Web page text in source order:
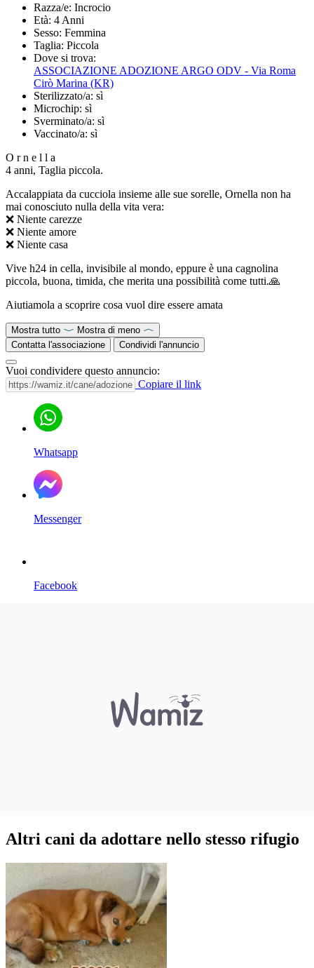
Razza/e: Incrocio
Età: 4 Anni
Sesso: Femmina
Taglia: Piccola
Dove si trova:
ASSOCIAZIONE ADOZIONE ARGO ODV - Via Roma
Cirò Marina (KR)
Sterilizzato/a: sì
Microchip: sì
Sverminato/a: sì
Vaccinato/a: sì
O r n e l l a
4 anni, Taglia piccola.
Accalappiata da cucciola insieme alle sue sorelle, Ornella non ha
mai conosciuto nulla della vita vera:
❌ Niente carezze
❌ Niente amore
❌ Niente casa
Vive h24 in cella, invisibile al mondo, eppure è una cagnolina
piccola, buona, timida, che merita una possibilità come tutti.🙏
Aiutiamola a scoprire cosa vuol dire essere amata
Mostra tutto
Mostra di meno
Contatta l'associazione
Condividi l'annuncio
Vuoi condividere questo annuncio:
Copiare il link
Whatsapp
Messenger
Facebook
Altri cani da adottare nello stesso rifugio